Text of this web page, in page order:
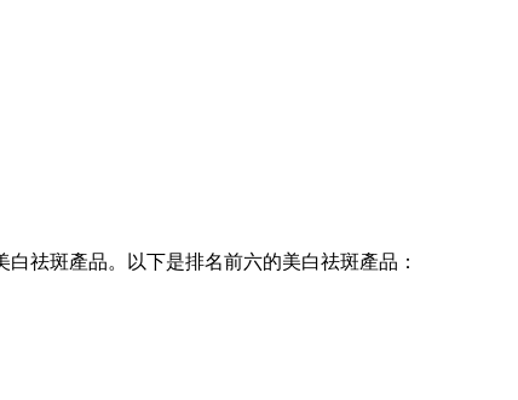
祛斑產品。以下是排名前六的美白祛斑產品：